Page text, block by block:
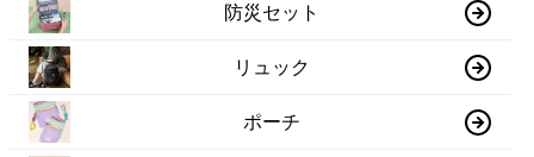
防災セット
リュック
ポーチ